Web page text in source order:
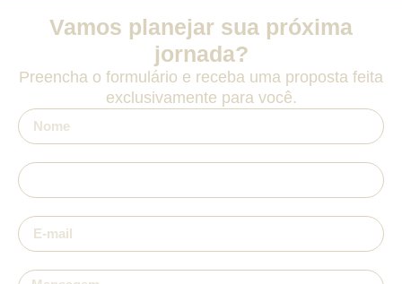
Vamos planejar sua próxima
jornada?
Preencha o formulário e receba uma proposta feita
exclusivamente para você.